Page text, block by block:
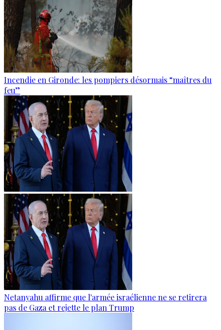
Incendie en Gironde: les pompiers désormais “maîtres du
feu”
Netanyahu affirme que l'armée israélienne ne se retirera
pas de Gaza et rejette le plan Trump